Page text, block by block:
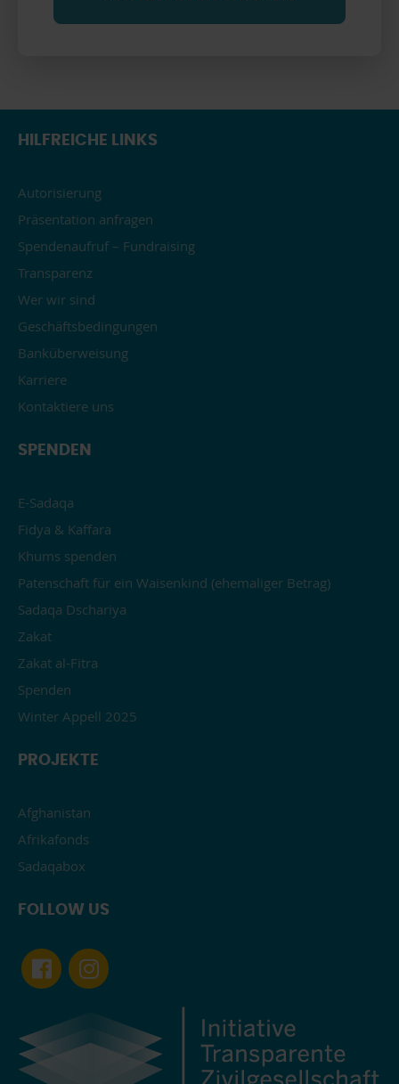
HILFREICHE LINKS
Autorisierung
Präsentation anfragen
Spendenaufruf – Fundraising
Transparenz
Wer wir sind
Geschäftsbedingungen
Banküberweisung
Karriere
Kontaktiere uns
SPENDEN
E-Sadaqa
Fidya & Kaffara
Khums spenden
Patenschaft für ein Waisenkind (ehemaliger Betrag)
Sadaqa Dschariya
Zakat
Zakat al-Fitra
Spenden
Winter Appell 2025
PROJEKTE
Afghanistan
Afrikafonds
Sadaqabox
FOLLOW US